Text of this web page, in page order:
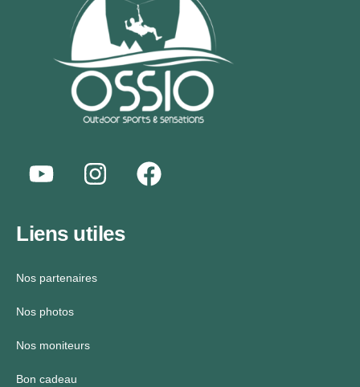
Liens utiles
Nos partenaires
Nos photos
Nos moniteurs
Bon cadeau